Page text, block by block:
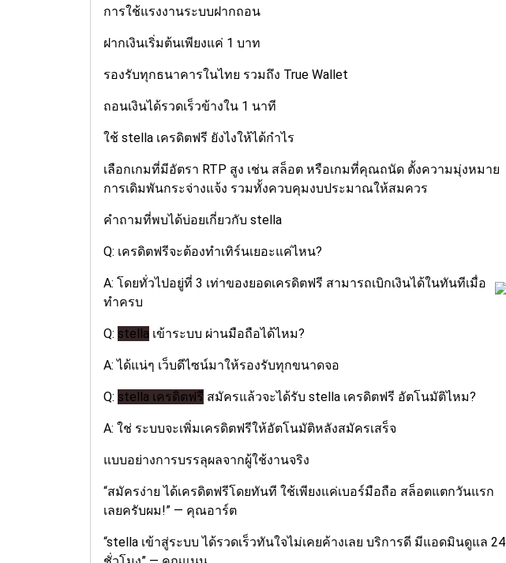
การใช้แรงงานระบบฝากถอน
ฝากเงินเริ่มต้นเพียงแค่ 1 บาท
รองรับทุกธนาคารในไทย รวมถึง True Wallet
ถอนเงินได้รวดเร็วข้างใน 1 นาที
ใช้ stella เครดิตฟรี ยังไงให้ได้กำไร
เลือกเกมที่มีอัตรา RTP สูง เช่น สล็อต หรือเกมที่คุณถนัด ตั้งความมุ่งหมาย
การเดิมพันกระจ่างแจ้ง รวมทั้งควบคุมงบประมาณให้สมควร
คำถามที่พบได้บ่อยเกี่ยวกับ stella
Q: เครดิตฟรีจะต้องทำเทิร์นเยอะแค่ไหน?
A: โดยทั่วไปอยู่ที่ 3 เท่าของยอดเครดิตฟรี สามารถเบิกเงินได้ในทันทีเมื่อ
ทำครบ
Q: stella เข้าระบบ ผ่านมือถือได้ไหม?
A: ได้แน่ๆ เว็บดีไซน์มาให้รองรับทุกขนาดจอ
Q: stella เครดิตฟรี สมัครแล้วจะได้รับ stella เครดิตฟรี อัตโนมัติไหม?
A: ใช่ ระบบจะเพิ่มเครดิตฟรีให้อัตโนมัติหลังสมัครเสร็จ
แบบอย่างการบรรลุผลจากผู้ใช้งานจริง
“สมัครง่าย ได้เครดิตฟรีโดยทันที ใช้เพียงแค่เบอร์มือถือ สล็อตแตกวันแรก
เลยครับผม!” — คุณอาร์ต
“stella เข้าสู่ระบบ ได้รวดเร็วทันใจไม่เคยค้างเลย บริการดี มีแอดมินดูแล 24